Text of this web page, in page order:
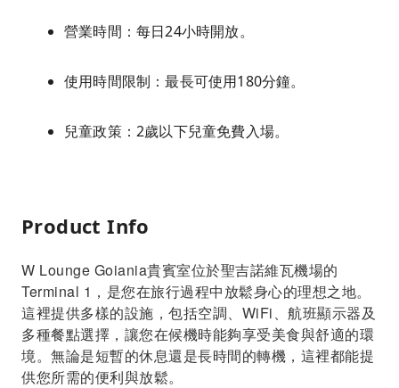
營業時間：每日24小時開放。
使用時間限制：最長可使用180分鐘。
兒童政策：2歲以下兒童免費入場。
Product Info
W Lounge Goiania貴賓室位於聖吉諾維瓦機場的
Terminal 1，是您在旅行過程中放鬆身心的理想之地。
這裡提供多樣的設施，包括空調、WiFi、航班顯示器及
多種餐點選擇，讓您在候機時能夠享受美食與舒適的環
境。無論是短暫的休息還是長時間的轉機，這裡都能提
供您所需的便利與放鬆。